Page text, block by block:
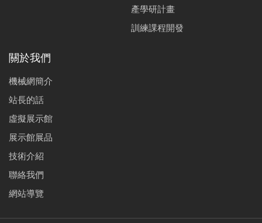
產學研計畫
訓練課程開發
關於我們
機械網簡介
站長的話
虛擬展示館
展示館展品
技術介紹
聯絡我們
網站導覽